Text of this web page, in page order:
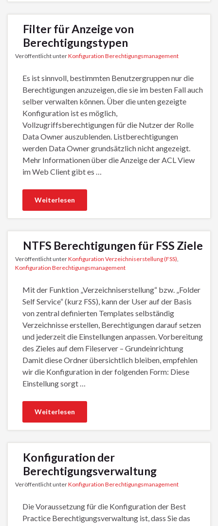
Filter für Anzeige von
Berechtigungstypen
Veröffentlicht unterKonfiguration Berechtigungsmanagement
Es ist sinnvoll, bestimmten Benutzergruppen nur die
Berechtigungen anzuzeigen, die sie im besten Fall auch
selber verwalten können. Über die unten gezeigte
Konfiguration ist es möglich,
Vollzugriffsberechtigungen für die Nutzer der Rolle
Data Owner auszublenden. Listberechtigungen
werden Data Owner grundsätzlich nicht angezeigt.
Mehr Informationen über die Anzeige der ACL View
im Web Client gibt es …
Weiterlesen
NTFS Berechtigungen für FSS Ziele
Veröffentlicht unterKonfiguration Verzeichniserstellung (FSS)
Konfiguration Berechtigungsmanagement
Mit der Funktion „Verzeichniserstellung“ bzw. „Folder
Self Service“ (kurz FSS), kann der User auf der Basis
von zentral definierten Templates selbständig
Verzeichnisse erstellen, Berechtigungen darauf setzen
und jederzeit die Einstellungen anpassen. Vorbereitung
des Zieles auf dem Fileserver – Grundeinrichtung
Damit diese Ordner übersichtlich bleiben, empfehlen
wir die Konfiguration in der folgenden Form: Diese
Einstellung sorgt …
Weiterlesen
Konfiguration der
Berechtigungsverwaltung
Veröffentlicht unterKonfiguration Berechtigungsmanagement
Die Voraussetzung für die Konfiguration der Best
Practice Berechtigungsverwaltung ist, dass Sie das